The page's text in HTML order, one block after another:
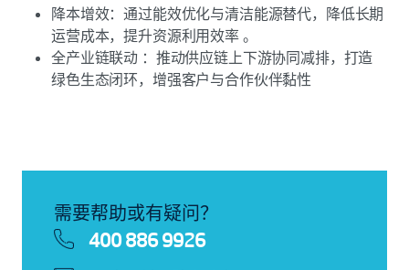
降本增效：通过能效优化与清洁能源替代，降低长期
运营成本，提升资源利用效率 。
全产业链联动 ：推动供应链上下游协同减排，打造
绿色生态闭环，增强客户与合作伙伴黏性
需要帮助或有疑问？
400 886 9926